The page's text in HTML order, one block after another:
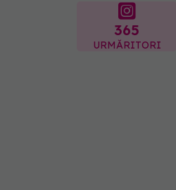
365
URMĂRITORI